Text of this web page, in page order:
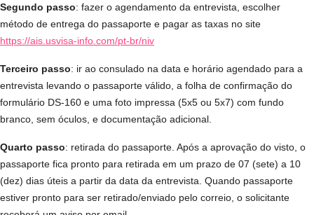
Segundo passo: fazer o agendamento da entrevista, escolher
método de entrega do passaporte e pagar as taxas no site
https://ais.usvisa-info.com/pt-br/niv
Terceiro passo: ir ao consulado na data e horário agendado para a
entrevista levando o passaporte válido, a folha de confirmação do
formulário DS-160 e uma foto impressa (5x5 ou 5x7) com fundo
branco, sem óculos, e documentação adicional.
Quarto passo: retirada do passaporte. Após a aprovação do visto, o
passaporte fica pronto para retirada em um prazo de 07 (sete) a 10
(dez) dias úteis a partir da data da entrevista. Quando passaporte
estiver pronto para ser retirado/enviado pelo correio, o solicitante